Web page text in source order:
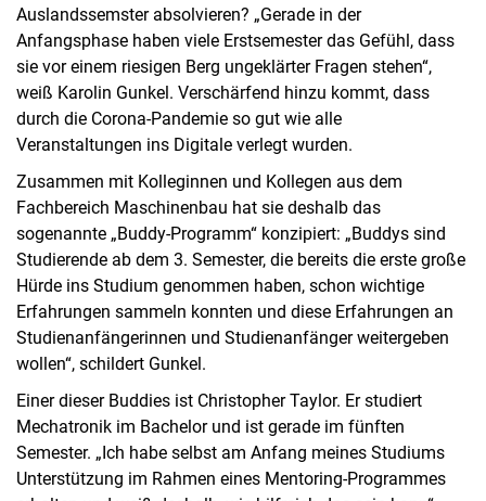
Auslandssemster absolvieren? „Gerade in der
Anfangsphase haben viele Erstsemester das Gefühl, dass
sie vor einem riesigen Berg ungeklärter Fragen stehen“,
weiß Karolin Gunkel. Verschärfend hinzu kommt, dass
durch die Corona-Pandemie so gut wie alle
Veranstaltungen ins Digitale verlegt wurden.
Zusammen mit Kolleginnen und Kollegen aus dem
Fachbereich Maschinenbau hat sie deshalb das
sogenannte „Buddy-Programm“ konzipiert: „Buddys sind
Studierende ab dem 3. Semester, die bereits die erste große
Hürde ins Studium genommen haben, schon wichtige
Erfahrungen sammeln konnten und diese Erfahrungen an
Studienanfängerinnen und Studienanfänger weitergeben
wollen“, schildert Gunkel.
Einer dieser Buddies ist Christopher Taylor. Er studiert
Mechatronik im Bachelor und ist gerade im fünften
Semester. „Ich habe selbst am Anfang meines Studiums
Unterstützung im Rahmen eines Mentoring-Programmes